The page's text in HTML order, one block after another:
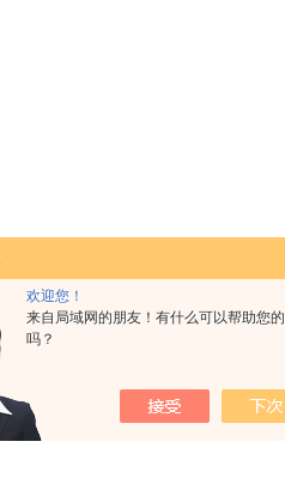
欢迎您！
来自局域网的朋友！有什么可以帮助您的
吗？